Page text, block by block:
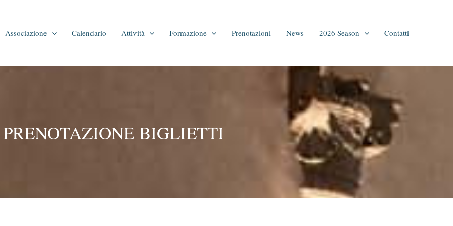
Associazione Calendario Attività Formazione Prenotazioni News 2026 Season Contatti
PRENOTAZIONE BIGLIETTI